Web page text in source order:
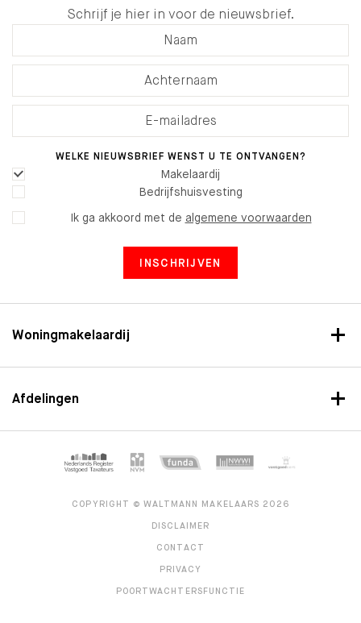
Woningmakelaardij
Afdelingen
Schrijf je hier in voor de nieuwsbrief.
WELKE NIEUWSBRIEF WENST U TE ONTVANGEN?
Makelaardij
Bedrijfshuisvesting
Ik ga akkoord met de algemene voorwaarden
INSCHRIJVEN
COPYRIGHT © WALTMANN MAKELAARS 2026
DISCLAIMER
CONTACT
PRIVACY
POORTWACHTERSFUNCTIE